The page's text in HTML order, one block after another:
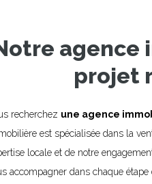
agence
projet
recherchez une agence
est spécialisée dans la
locale et de notre
accompagner dans chaque